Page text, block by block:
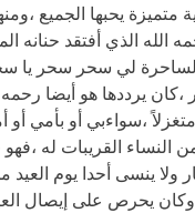
متميزة يحبها الجميع
الله الذي أفتقد حنانه
الساحرة لي سحر سحر يا
،كان يرددها هو أيضا
،سواءبي أو بأمي أو
النساء القريبات له
ولا ينسى أحدا يوم العيد
وكان يحرص على إيصال